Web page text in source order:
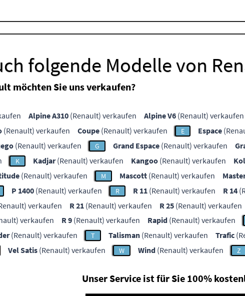
folgende Modelle von
möchten Sie uns verkaufen?
Alpine A310 (Renault) verkaufen Alpine V6 (Renault) verkaufen
(Renault) verkaufen Coupe (Renault) verkaufen E Espace
(Renault) verkaufen G Grand Espace (Renault) verkaufen
K Kadjar(Renault) verkaufen Kangoo (Renault) verkaufen
(Renault) verkaufen M Mascott (Renault) verkaufen
P 1400 (Renault) verkaufen R R 11 (Renault) verkaufen R 14
verkaufen R 21 (Renault) verkaufen R 25 (Renault) verkaufen
verkaufen R 9 (Renault) verkaufen Rapid (Renault) verkaufen
(Renault) verkaufen T Talisman (Renault) verkaufen Trafic
Vel Satis (Renault) verkaufen W Wind (Renault) verkaufen Z
Unser Service ist für Sie 100%